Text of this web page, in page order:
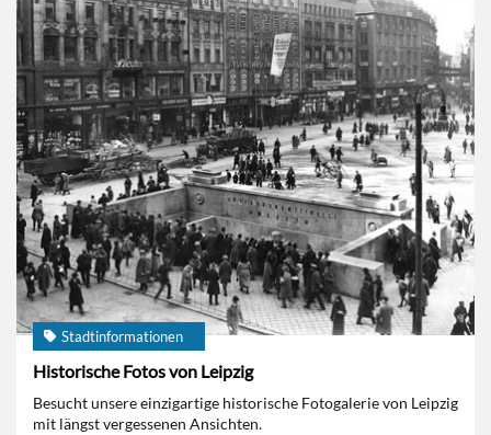
Stadtinformationen
Historische Fotos von Leipzig
Besucht unsere einzigartige historische Fotogalerie von Leipzig
mit längst vergessenen Ansichten.